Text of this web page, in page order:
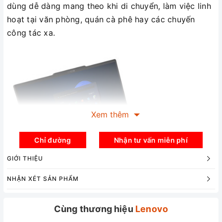
dùng dễ dàng mang theo khi di chuyển, làm việc linh
hoạt tại văn phòng, quán cà phê hay các chuyến
công tác xa.
Xem thêm
Chỉ đường Nhận tư vấn miễn phí
GIỚI THIỆU
NHẬN XÉT SẢN PHẨM
Cùng thương hiệu Lenovo